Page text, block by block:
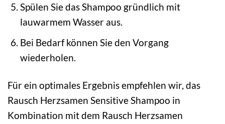
Spülen Sie das Shampoo gründlich mit
lauwarmem Wasser aus.
Bei Bedarf können Sie den Vorgang
wiederholen.
Für ein optimales Ergebnis empfehlen wir, das
Rausch Herzsamen Sensitive Shampoo in
Kombination mit dem Rausch Herzsamen